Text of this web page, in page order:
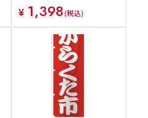
¥ 1,398(税込)